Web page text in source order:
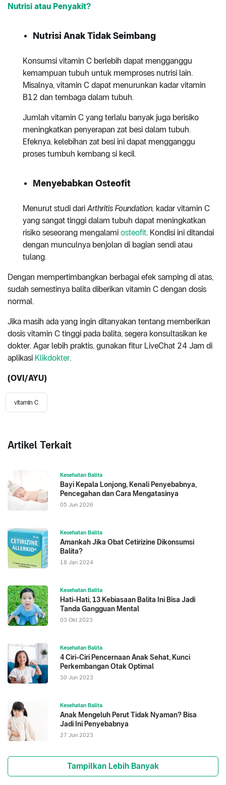
Nutrisi atau Penyakit?
Nutrisi Anak Tidak Seimbang
Konsumsi vitamin C berlebih dapat mengganggu
kemampuan tubuh untuk memproses nutrisi lain.
Misalnya, vitamin C dapat menurunkan kadar vitamin
B12 dan tembaga dalam tubuh.
Jumlah vitamin C yang terlalu banyak juga berisiko
meningkatkan penyerapan zat besi dalam tubuh.
Efeknya, kelebihan zat besi ini dapat mengganggu
proses tumbuh kembang si kecil.
Menyebabkan Osteofit
Menurut studi dari Arthritis Foundation, kadar vitamin C
yang sangat tinggi dalam tubuh dapat meningkatkan
risiko seseorang mengalami osteofit. Kondisi ini ditandai
dengan munculnya benjolan di bagian sendi atau
tulang.
Dengan mempertimbangkan berbagai efek samping di atas,
sudah semestinya balita diberikan vitamin C dengan dosis
normal.
Jika masih ada yang ingin ditanyakan tentang memberikan
dosis vitamin C tinggi pada balita, segera konsultasikan ke
dokter. Agar lebih praktis, gunakan fitur LiveChat 24 Jam di
aplikasi Klikdokter.
(OVI/AYU)
vitamin C
Artikel Terkait
Kesehatan Balita
Bayi Kepala Lonjong, Kenali Penyebabnya,
Pencegahan dan Cara Mengatasinya
05 Jun 2026
Kesehatan Balita
Amankah Jika Obat Cetirizine Dikonsumsi
Balita?
18 Jan 2024
Kesehatan Balita
Hati-Hati, 13 Kebiasaan Balita Ini Bisa Jadi
Tanda Gangguan Mental
03 Okt 2023
Kesehatan Balita
4 Ciri-Ciri Pencernaan Anak Sehat, Kunci
Perkembangan Otak Optimal
30 Jun 2023
Kesehatan Balita
Anak Mengeluh Perut Tidak Nyaman? Bisa
Jadi Ini Penyebabnya
27 Jun 2023
Tampilkan Lebih Banyak